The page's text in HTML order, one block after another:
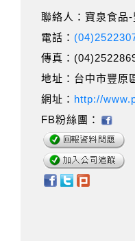
聯絡人：寶泉食品-
電話：
傳真：
地址：台中市豐原
網址： http://
FB粉絲團：